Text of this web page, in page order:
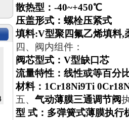
散热型：-40~+450℃
压盖形式：螺栓压紧式
填料:V型聚四氟乙烯填料,
四、阀内组件 ：
阀芯型式：V型缺口芯
流量特性：线性或等百分
材料：1Cr18Ni9Ti
五、 气动薄膜三通调节阀
型 式：多弹簧式薄膜执行